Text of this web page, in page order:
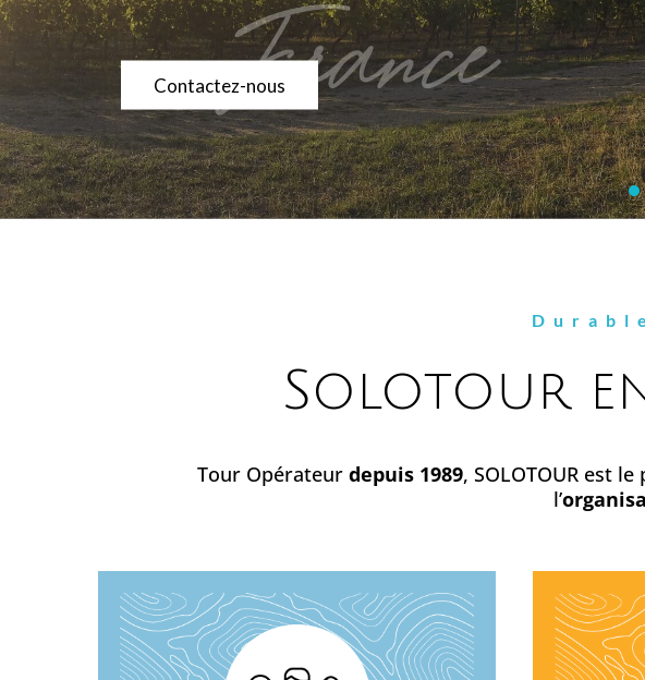
Contactez-nous
Contactez-nous
Solotour
Tour Opérateur depuis 1989, SOLOTOUR est
l’